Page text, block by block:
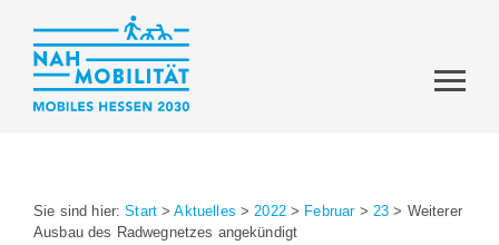
Sie sind hier:Start >Aktuelles >2022> Februar> 23 > Weiterer
Ausbau des Radwegnetzes angekündigt